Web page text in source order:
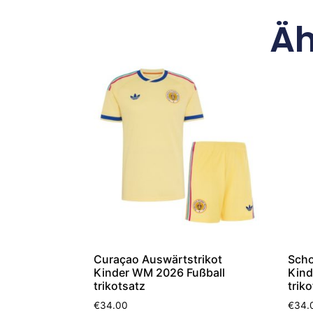
Curaçao Auswärtstrikot
Kinder WM 2026 Fußball
trikotsatz
€34.00 €